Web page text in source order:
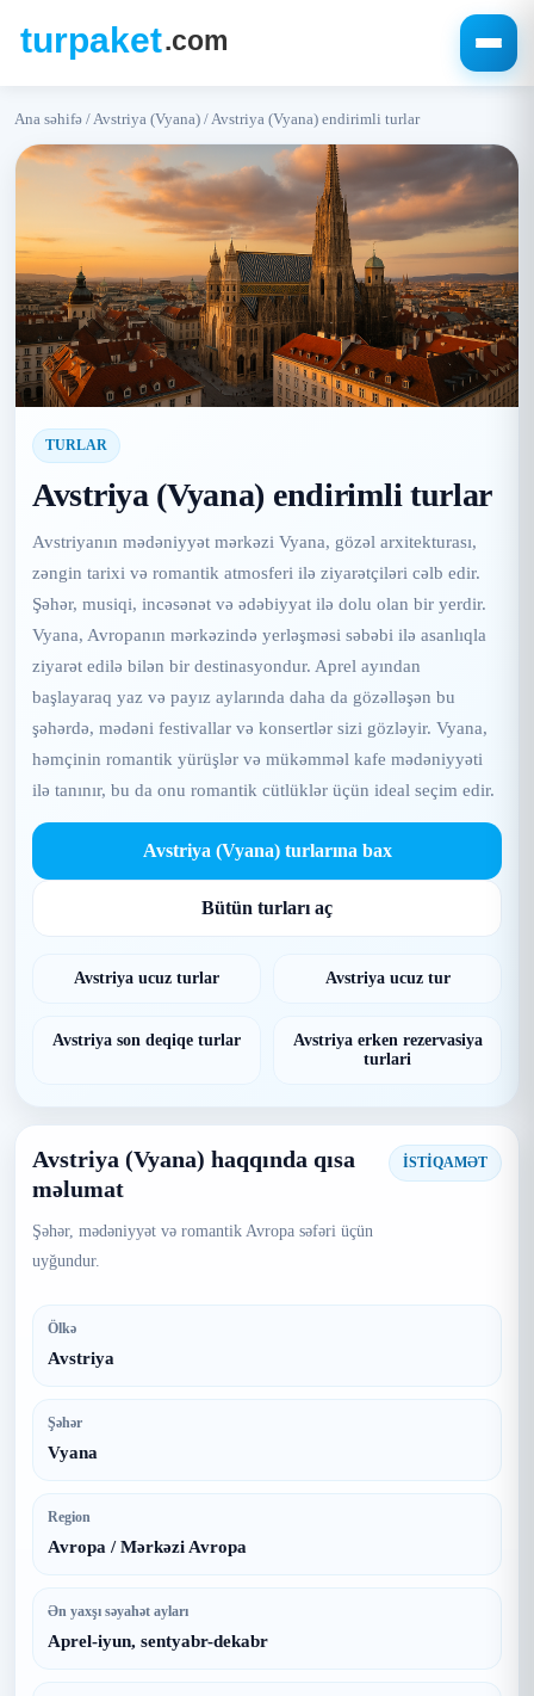
Ana səhifə /Avstriya (Vyana) /Avstriya (Vyana) endirimli turlar
TURLAR
Avstriya (Vyana) endirimli turlar
Avstriyanın mədəniyyət mərkəzi Vyana, gözəl arxitekturası,
zəngin tarixi və romantik atmosferi ilə ziyarətçiləri cəlb edir.
Şəhər, musiqi, incəsənət və ədəbiyyat ilə dolu olan bir yerdir.
Vyana, Avropanın mərkəzində yerləşməsi səbəbi ilə asanlıqla
ziyarət edilə bilən bir destinasyondur. Aprel ayından
başlayaraq yaz və payız aylarında daha da gözəlləşən bu
şəhərdə, mədəni festivallar və konsertlər sizi gözləyir. Vyana,
həmçinin romantik yürüşlər və mükəmməl kafe mədəniyyəti
ilə tanınır, bu da onu romantik cütlüklər üçün ideal seçim edir.
Avstriya (Vyana) turlarına bax
Bütün turları aç
Avstriya ucuz turlar Avstriya ucuz tur
Avstriya son deqiqe turlar
Avstriya erken rezervasiya
turlari
Avstriya (Vyana) haqqında qısa
məlumat
Şəhər, mədəniyyət və romantik Avropa səfəri üçün
uyğundur.
İSTİQAMƏT
Ölkə
Avstriya
Şəhər
Vyana
Region
Avropa / Mərkəzi Avropa
Ən yaxşı səyahət ayları
Aprel-iyun, sentyabr-dekabr